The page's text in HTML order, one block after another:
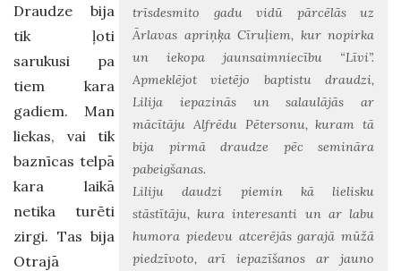
trīsdesmito gadu vidū pārcēlās uz
Ārlavas apriņķa Cīruļiem, kur nopirka
un iekopa jaunsaimniecību “Līvi”.
Apmeklējot vietējo baptistu draudzi,
Lilija iepazinās un salaulājās ar
mācītāju Alfrēdu Pētersonu, kuram tā
bija pirmā draudze pēc semināra
pabeigšanas.
Liliju daudzi piemin kā lielisku
stāstītāju, kura interesanti un ar labu
humora piedevu atcerējās garajā mūžā
piedzīvoto, arī iepazīšanos ar jauno
Draudze bija
tik ļoti
sarukusi pa
tiem kara
gadiem. Man
liekas, vai tik
baznīcas telpā
kara laikā
netika turēti
zirgi. Tas bija
Otrajā